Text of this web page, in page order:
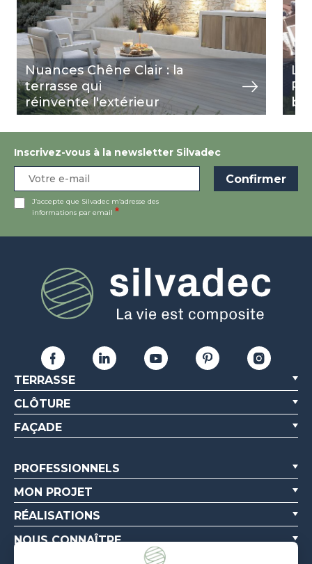
Nuances Chêne Clair : la
terrasse qui
réinvente l'extérieur
La
Inscrivez-vous à la newsletter Silvadec
J’accepte que Silvadec m’adresse des
informations par email
TERRASSE
CLÔTURE
FAÇADE
PROFESSIONNELS
MON PROJET
RÉALISATIONS
NOUS CONNAÎTRE